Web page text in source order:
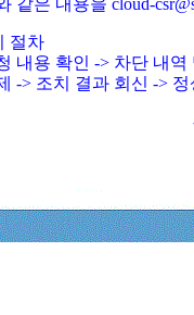
같은 내용을 cloud-
절차
내용 확인 -> 차단 내
-> 조치 결과 회신 ->